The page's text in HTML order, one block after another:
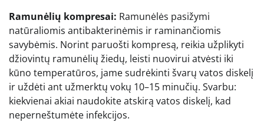
Ramunėlių kompresai: Ramunėlės pasižymi
natūraliomis antibakterinėmis ir raminančiomis
savybėmis. Norint paruošti kompresą, reikia užplikyti
džiovintų ramunėlių žiedų, leisti nuovirui atvėsti iki
kūno temperatūros, jame sudrėkinti švarų vatos diskelį
ir uždėti ant užmerktų vokų 10–15 minučių. Svarbu:
kiekvienai akiai naudokite atskirą vatos diskelį, kad
neperneštumėte infekcijos.